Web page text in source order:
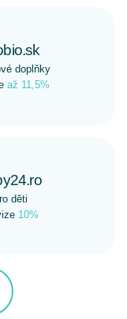
doplňky
až 11,5%
děti
10%